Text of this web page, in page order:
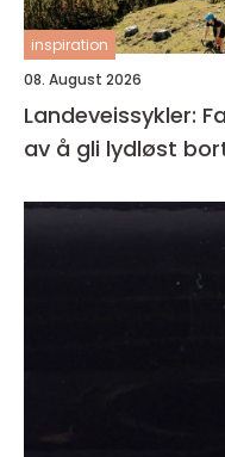
inspiration
08. August 2026
Landeveissykler:
av å gli lydløst